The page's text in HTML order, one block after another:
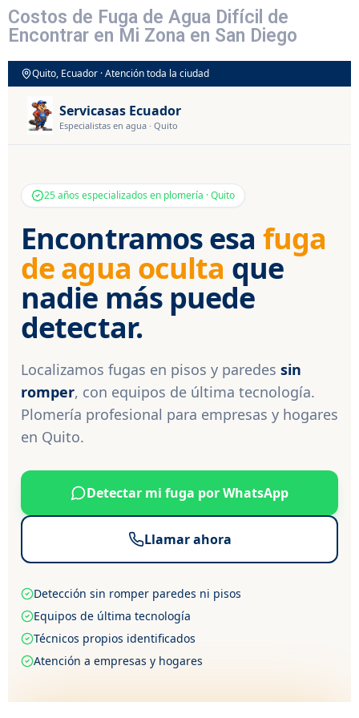
Costos de Fuga de Agua Difícil de
Encontrar en Mi Zona en San Diego